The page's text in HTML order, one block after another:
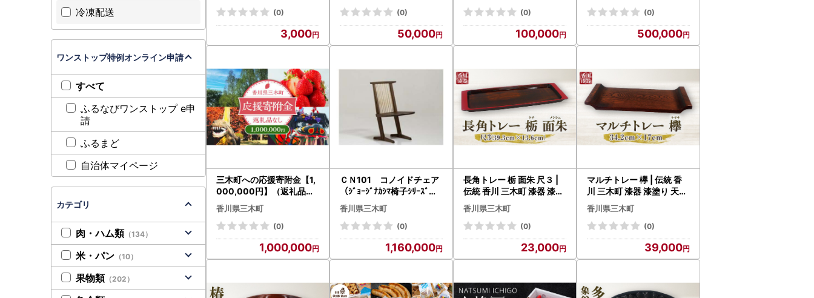
(0)
3,000
(0)
50,000
(0)
100,000
(0)
500,000
三木町への応援寄附金【1,
000,000円】（返礼品な
し）_mk167-009
香川県三木町
(0)
1,000,000
ＣＮ101 コノイドチェア
（ｼﾞｮｰｼﾞﾅｶｼﾏ椅子ｼﾘｰｽﾞ）
（高松市共通返礼品）|片
持ち梁 ダイニングチェア 2
本脚 香川県 三木町|_mk0
09-001
香川県三木町
(0)
1,160,000
長角トレー 栃 面朱 尺３ |
伝統 香川 三木町 漆器 漆塗
り 天然 JAPAN YAMATO
MI |_mk034-010
香川県三木町
(0)
23,000
マルチトレー 欅 | 伝統 香
川 三木町 漆器 漆塗り 天然
JAPAN YAMATOMI |_mk
034-011
香川県三木町
(0)
39,000
冷凍配送
ワンストップ特例オンライン申請
すべて
ふるなびワンストップ e申
請
ふるまど
自治体マイページ
カテゴリ
肉・ハム類 （134）
米・パン （10）
果物類 （202）